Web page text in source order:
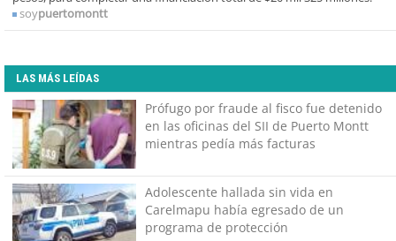
soypuertomontt
LAS MÁS LEÍDAS
Prófugo por fraude al fisco fue detenido
en las oficinas del SII de Puerto Montt
mientras pedía más facturas
Adolescente hallada sin vida en
Carelmapu había egresado de un
programa de protección